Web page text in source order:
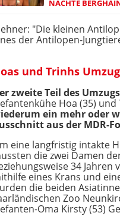
NÄCHTE
"Die kleinen
der Antilopen-
und Trinhs
zweite Teil des
Hoa (35) und
ein mehr oder
aus der MDR-
eine langfristig intakte
die zwei Damen
34 Jahren
eines Krans und
die beiden
Zoo
Oma Kirsty (53)